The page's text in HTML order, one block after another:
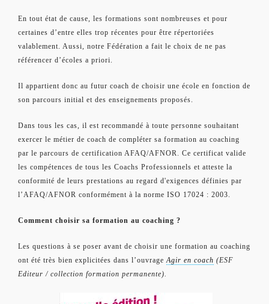
En tout état de cause, les formations sont nombreuses et pour
certaines d’entre elles trop récentes pour être répertoriées
valablement. Aussi, notre Fédération a fait le choix de ne pas
référencer d’écoles a priori.
Il appartient donc au futur coach de choisir une école en fonction de
son parcours initial et des enseignements proposés.
Dans tous les cas, il est recommandé à toute personne souhaitant
exercer le métier de coach de compléter sa formation au coaching
par le parcours de certification AFAQ/AFNOR. Ce certificat valide
les compétences de tous les Coachs Professionnels et atteste la
conformité de leurs prestations au regard d'exigences définies par
l’AFAQ/AFNOR conformément à la norme ISO 17024 : 2003.
Comment choisir sa formation au coaching ?
Les questions à se poser avant de choisir une formation au coaching
ont été très bien explicitées dans l’ouvrageAgir en coach (ESF
Editeur / collection formation permanente).